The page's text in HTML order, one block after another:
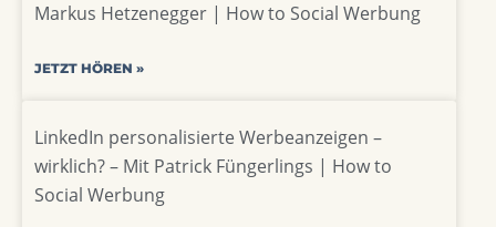
Markus Hetzenegger | How to Social Werbung
JETZT HÖREN »
LinkedIn personalisierte Werbeanzeigen –
wirklich? – Mit Patrick Füngerlings | How to
Social Werbung